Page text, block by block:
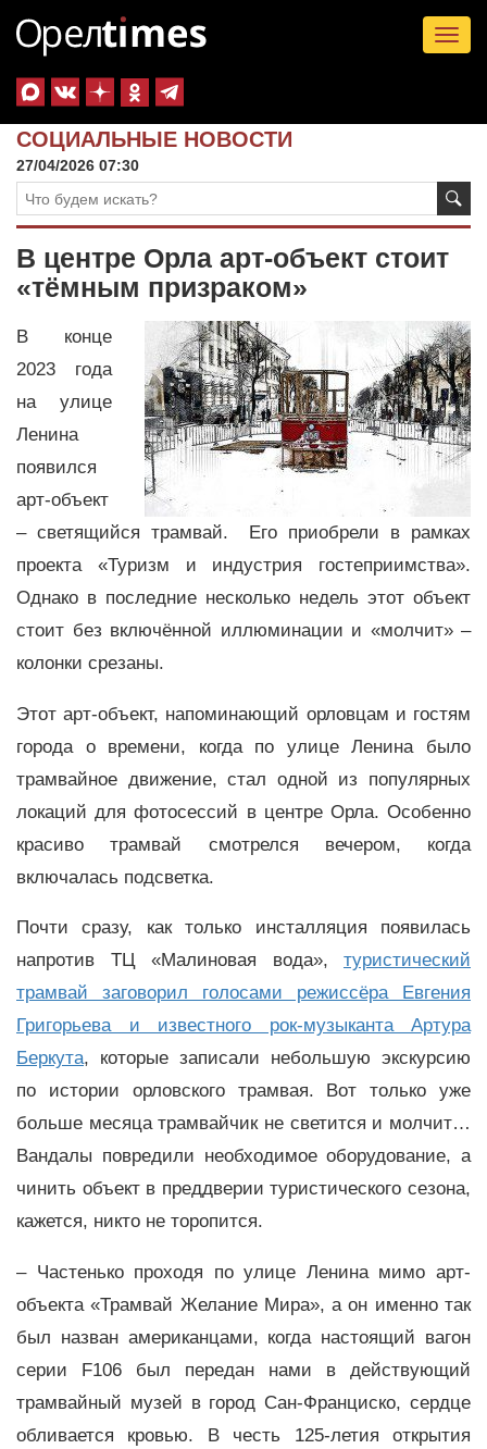
СОЦИАЛЬНЫЕ НОВОСТИ
27/04/2026 07:30
В центре Орла арт-объект стоит
«тёмным призраком»
В конце
2023 года
на улице
Ленина
появился
арт-объект
– светящийся трамвай. Его приобрели в рамках
проекта «Туризм и индустрия гостеприимства».
Однако в последние несколько недель этот объект
стоит без включённой иллюминации и «молчит» –
колонки срезаны.
Этот арт-объект, напоминающий орловцам и гостям
города о времени, когда по улице Ленина было
трамвайное движение, стал одной из популярных
локаций для фотосессий в центре Орла. Особенно
красиво трамвай смотрелся вечером, когда
включалась подсветка.
Почти сразу, как только инсталляция появилась
напротив ТЦ «Малиновая вода», туристический
трамвай заговорил голосами режиссёра Евгения
Григорьева и известного рок-музыканта Артура
Беркута, которые записали небольшую экскурсию
по истории орловского трамвая. Вот только уже
больше месяца трамвайчик не светится и молчит…
Вандалы повредили необходимое оборудование, а
чинить объект в преддверии туристического сезона,
кажется, никто не торопится.
– Частенько проходя по улице Ленина мимо арт-
объекта «Трамвай Желание Мира», а он именно так
был назван американцами, когда настоящий вагон
серии F106 был передан нами в действующий
трамвайный музей в город Сан-Франциско, сердце
обливается кровью. В честь 125-летия открытия